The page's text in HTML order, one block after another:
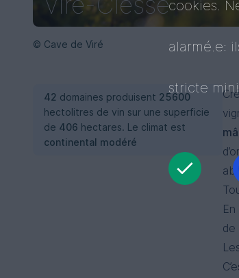
© Cave de Viré
42 domaines produisent 25600
hectolitres de vin sur une superficie
de 406 hectares. Le climat est
continental modéré
de
cookies.
alarmé.e:
stricte